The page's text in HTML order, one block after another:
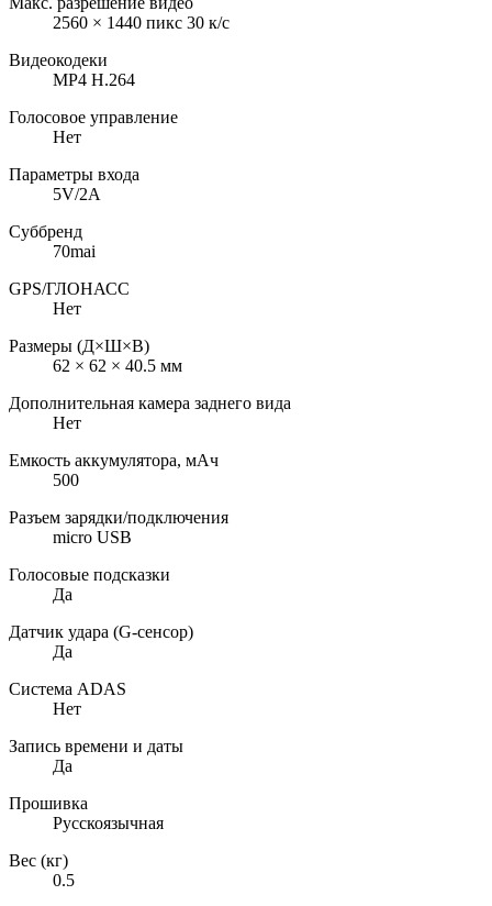
2560 × 1440 пикс 30 к/с
Видеокодеки
MP4 H.264
Голосовое управление
Нет
Параметры входа
5V/2A
Суббренд
70mai
GPS/ГЛОНАСС
Нет
Размеры (Д×Ш×В)
62 × 62 × 40.5 мм
Дополнительная камера заднего вида
Нет
Емкость аккумулятора, мАч
500
Разъем зарядки/подключения
micro USB
Голосовые подсказки
Да
Датчик удара (G-сенсор)
Да
Система ADAS
Нет
Запись времени и даты
Да
Прошивка
Русскоязычная
Вес (кг)
0.5